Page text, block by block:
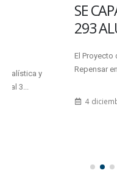
SE
293 ALUMNOS
El Proyecto de Extensión
Repensar en lo vial” trabajó
4 diciembre, 2012